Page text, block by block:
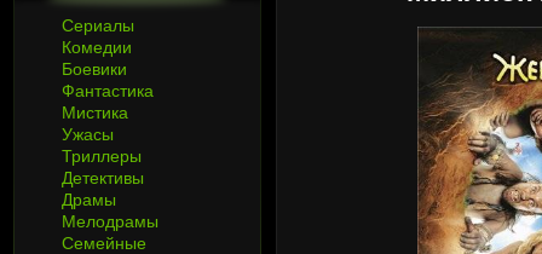
Сериалы
Комедии
Боевики
Фантастика
Мистика
Ужасы
Триллеры
Детективы
Драмы
Мелодрамы
Семейные